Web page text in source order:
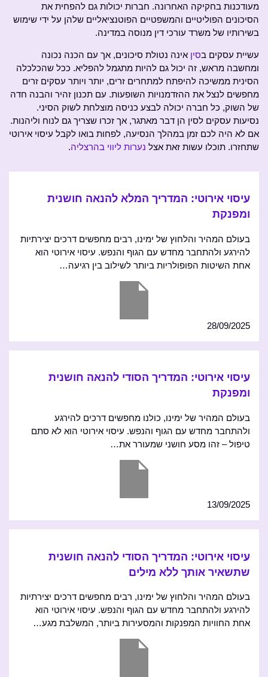
מעודכנות בחקיקה האחרונה. חברות יכולות גם להפחית את
הסיכונים הפוליטיים והמשפטיים הפוטנציאליים שלהן על ידי שימוש
בשירותיו של משרד עורכי דין מנוסה במדינה.
עשיית עסקים בסין אינה נטולת סיכונים, אך עם הכנה נכונה
ומחשבה מראש, זה יכול גם להיות מתגמל להפליא. ככל שהכלכלה
הסינית ממשיכה להיפתח למתחרים זרים, יותר ויותר עסקים זרים
מחפשים לנצל את ההזדמנויות השופעות. עם תכנון זהיר והבנה חדה
של השוק, כל חברה יכולה לבצע כניסה מוצלחת לשוק הסיני.
נסיעות עסקים לסין הן דבר מאתגר, אך זכרו שצריך גם לנוח וליהנות.
אם לא היה לכם זמן במהלך הנסיעה, לפחות בואו לקבל עיסוי אירוטי
שתחזרו. תוכלו עשות זאת אצל נערות ליווי בהרצליה.
עיסוי אירוטי: המדריך המלא להנאה חושנית
ומפנקת
בעולם המהיר והלחוץ של ימינו, רבים מחפשים דרכים יצירתיות
להירגע ולהתחבר מחדש עם הגוף והנפש. עיסוי אירוטי הוא
אחת השיטות הפופולריות ביותר לשילוב בין רגיעה…
28/09/2025
עיסוי אירוטי: המדריך הסודי להנאה חושנית
ומפנקת
בעולם המהיר של ימינו, כולנו מחפשים דרכים להירגע
ולהתחבר מחדש עם הגוף והנפש. עיסוי אירוטי הוא לא סתם
טיפול – זהו מסע חושני שמעורר את…
13/09/2025
עיסוי אירוטי: המדריך הסודי להנאה חושנית
שתשאיר אותך ללא מילים
בעולם המהיר והלחוץ של ימינו, רבים מחפשים דרכים יצירתיות
להירגע ולהתחבר מחדש עם הגוף והנפש. עיסוי אירוטי הוא
אחת החוויות המפנקות והמסעירות ביותר, המשלבת מגע…